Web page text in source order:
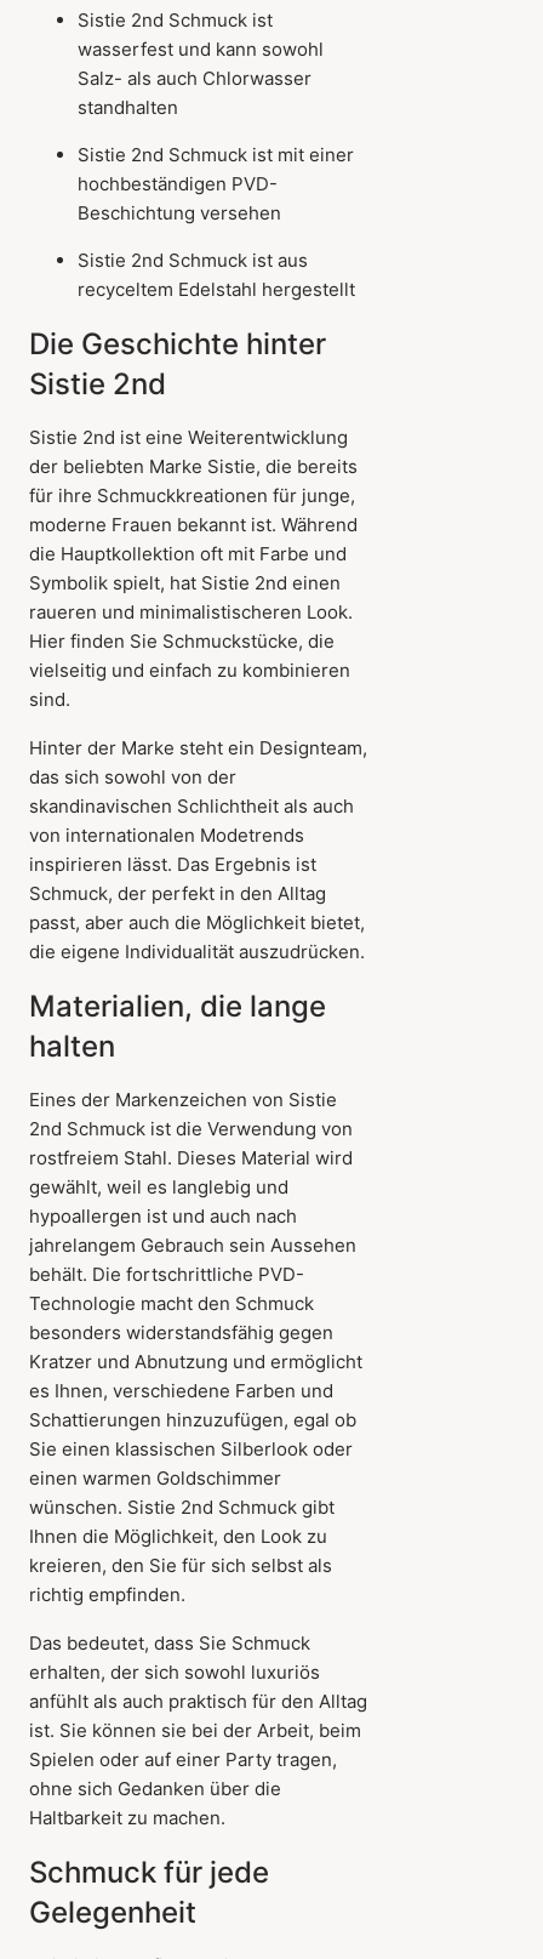
Sistie 2nd Schmuck ist
wasserfest und kann sowohl
Salz- als auch Chlorwasser
standhalten
Sistie 2nd Schmuck ist mit einer
hochbeständigen PVD-
Beschichtung versehen
Sistie 2nd Schmuck ist aus
recyceltem Edelstahl hergestellt
Die Geschichte hinter
Sistie 2nd
Sistie 2nd ist eine Weiterentwicklung
der beliebten Marke Sistie, die bereits
für ihre Schmuckkreationen für junge,
moderne Frauen bekannt ist. Während
die Hauptkollektion oft mit Farbe und
Symbolik spielt, hat Sistie 2nd einen
raueren und minimalistischeren Look.
Hier finden Sie Schmuckstücke, die
vielseitig und einfach zu kombinieren
sind.
Hinter der Marke steht ein Designteam,
das sich sowohl von der
skandinavischen Schlichtheit als auch
von internationalen Modetrends
inspirieren lässt. Das Ergebnis ist
Schmuck, der perfekt in den Alltag
passt, aber auch die Möglichkeit bietet,
die eigene Individualität auszudrücken.
Materialien, die lange
halten
Eines der Markenzeichen von Sistie
2nd Schmuck ist die Verwendung von
rostfreiem Stahl. Dieses Material wird
gewählt, weil es langlebig und
hypoallergen ist und auch nach
jahrelangem Gebrauch sein Aussehen
behält. Die fortschrittliche PVD-
Technologie macht den Schmuck
besonders widerstandsfähig gegen
Kratzer und Abnutzung und ermöglicht
es Ihnen, verschiedene Farben und
Schattierungen hinzuzufügen, egal ob
Sie einen klassischen Silberlook oder
einen warmen Goldschimmer
wünschen. Sistie 2nd Schmuck gibt
Ihnen die Möglichkeit, den Look zu
kreieren, den Sie für sich selbst als
richtig empfinden.
Das bedeutet, dass Sie Schmuck
erhalten, der sich sowohl luxuriös
anfühlt als auch praktisch für den Alltag
ist. Sie können sie bei der Arbeit, beim
Spielen oder auf einer Party tragen,
ohne sich Gedanken über die
Haltbarkeit zu machen.
Schmuck für jede
Gelegenheit